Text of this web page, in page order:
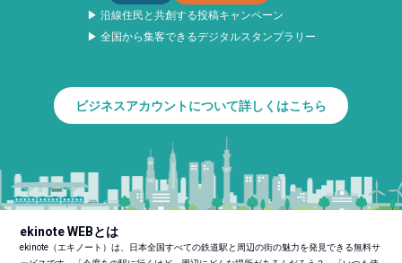
▶ 沿線住民と共創する投稿キャンペーン
▶ 全国から集客できるデジタルスタンプラリー
ビジネスアカウントについて詳しくはこちら
ekinote WEBとは
ekinote（エキノート）は、日本全国すべての鉄道駅と周辺の街の魅力を発見できる無料サ